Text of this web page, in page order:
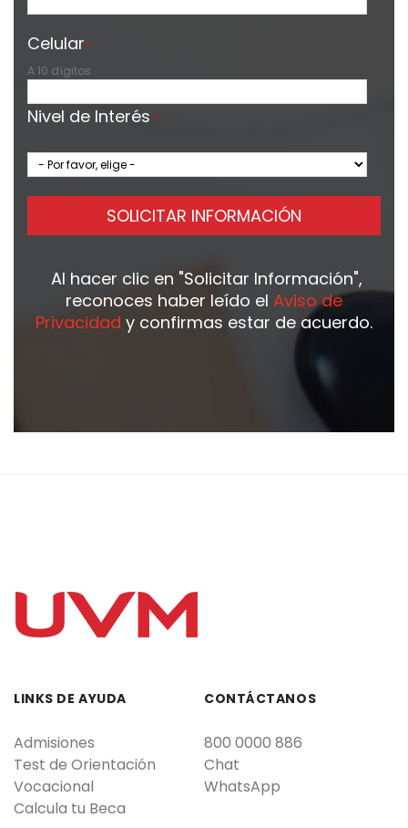
Celular*
A 10 dígitos
Nivel de Interés *
SOLICITAR INFORMACIÓN
Al hacer clic en "Solicitar Información",
reconoces haber leído el Aviso de
Privacidad y confirmas estar de acuerdo.
LINKS DE AYUDA
Admisiones
Test de Orientación
Vocacional
Calcula tu Beca
CONTÁCTANOS
800 0000 886
Chat
WhatsApp